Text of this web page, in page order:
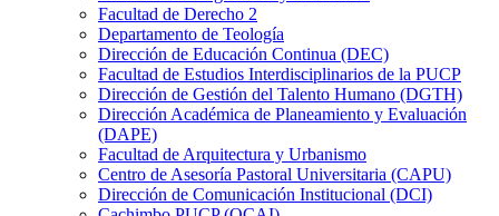
Facultad de Derecho 2
Departamento de Teología
Dirección de Educación Continua (DEC)
Facultad de Estudios Interdisciplinarios de la PUCP
Dirección de Gestión del Talento Humano (DGTH)
Dirección Académica de Planeamiento y Evaluación
(DAPE)
Facultad de Arquitectura y Urbanismo
Centro de Asesoría Pastoral Universitaria (CAPU)
Dirección de Comunicación Institucional (DCI)